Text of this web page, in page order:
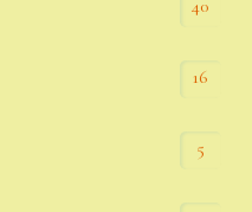
40
16
5